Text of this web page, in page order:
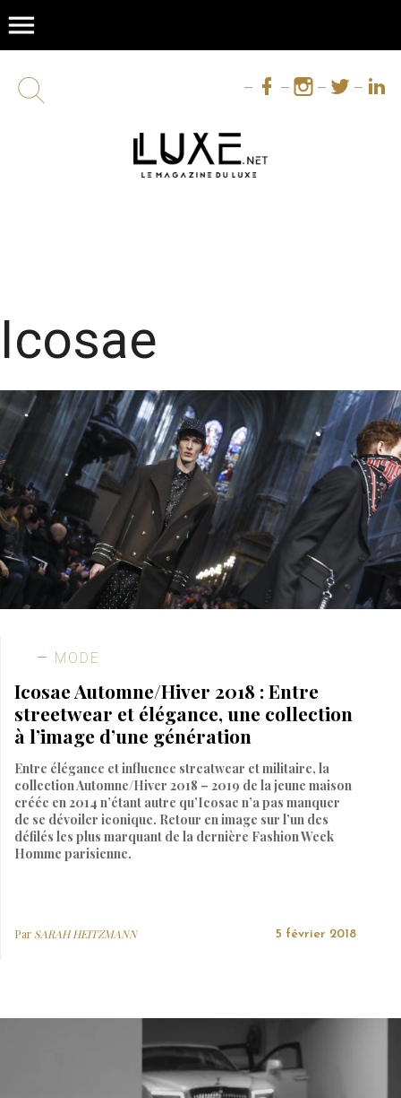
menu
Icosae
MODE
Icosae Automne/Hiver 2018 : Entre
streetwear et élégance, une collection
à l’image d’une génération
Entre élégance et influence streatwear et militaire, la
collection Automne/Hiver 2018 – 2019 de la jeune maison
créée en 2014 n’étant autre qu’Icosae n’a pas manquer
de se dévoiler iconique. Retour en image sur l’un des
défilés les plus marquant de la dernière Fashion Week
Homme parisienne.
Par SARAH HEITZMANN 5 février 2018